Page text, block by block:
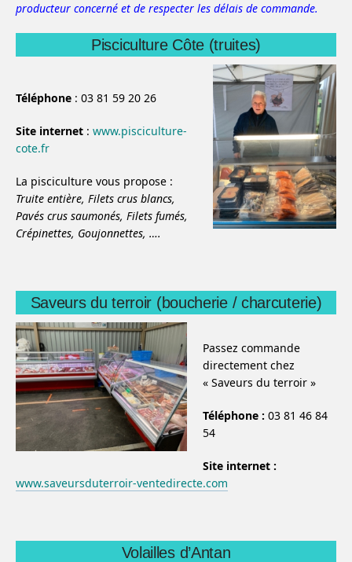
producteur concerné et de respecter les délais de commande.
Pisciculture Côte (truites)
Téléphone : 03 81 59 20 26
Site internet : www.pisciculture-
cote.fr
La pisciculture vous propose :
Truite entière, Filets crus blancs,
Pavés crus saumonés, Filets fumés,
Crépinettes, Goujonnettes, ….
Saveurs du terroir (boucherie / charcuterie)
Passez commande
directement chez
« Saveurs du terroir »
Téléphone : 03 81 46 84
54
Site internet :
www.saveursduterroir-ventedirecte.com
Volailles d’Antan